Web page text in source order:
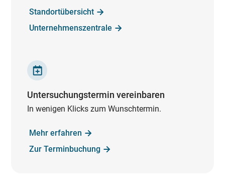
Standortübersicht
Unternehmenszentrale
Untersuchungstermin vereinbaren
In wenigen Klicks zum Wunschtermin.
Mehr erfahren
Zur Terminbuchung